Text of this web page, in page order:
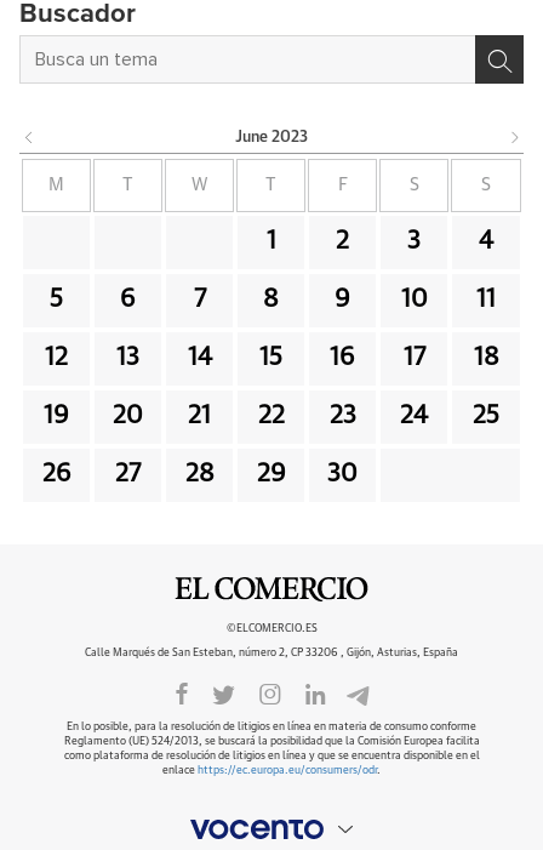
Buscador
June 2023
M W F S S
1 2 3 4
5 6 7 8 9 10 11
12 13 14 15 16 17 18
19 20 21 22 23 24 25
26 27 28 29 30
©ELCOMERCIO.ES
Calle Marqués de San Esteban, número 2, CP 33206 , Gijón, Asturias, España
En lo posible, para la resolución de litigios en línea en materia de consumo conforme
Reglamento (UE) 524/2013, se buscará la posibilidad que la Comisión Europea facilita
como plataforma de resolución de litigios en línea y que se encuentra disponible en el
enlace https://ec.europa.eu/consumers/odr.